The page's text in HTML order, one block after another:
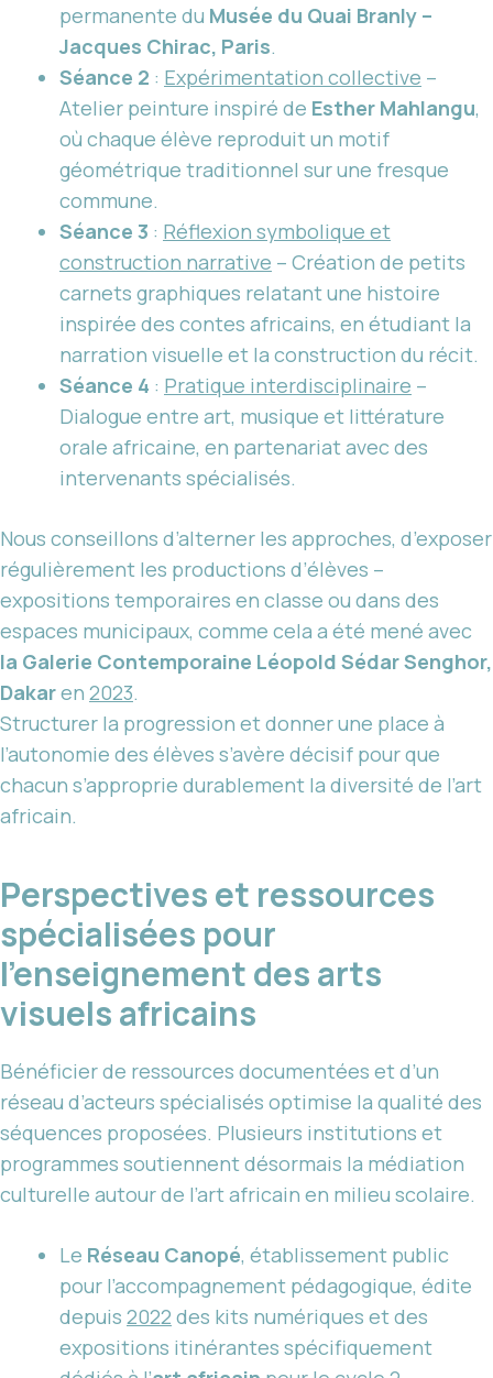
permanente du Musée du Quai Branly –
Jacques Chirac, Paris.
Séance 2 : Expérimentation collective –
Atelier peinture inspiré de Esther Mahlangu,
où chaque élève reproduit un motif
géométrique traditionnel sur une fresque
commune.
Séance 3 : Réflexion symbolique et
construction narrative – Création de petits
carnets graphiques relatant une histoire
inspirée des contes africains, en étudiant la
narration visuelle et la construction du récit.
Séance 4 : Pratique interdisciplinaire –
Dialogue entre art, musique et littérature
orale africaine, en partenariat avec des
intervenants spécialisés.
Nous conseillons d’alterner les approches, d’exposer
régulièrement les productions d’élèves –
expositions temporaires en classe ou dans des
espaces municipaux, comme cela a été mené avec
la Galerie Contemporaine Léopold Sédar Senghor,
Dakaren 2023.
Structurer la progression et donner une place à
l’autonomie des élèves s’avère décisif pour que
chacun s’approprie durablement la diversité de l’art
africain.
Perspectives et ressources
spécialisées pour
l’enseignement des arts
visuels africains
Bénéficier de ressources documentées et d’un
réseau d’acteurs spécialisés optimise la qualité des
séquences proposées. Plusieurs institutions et
programmes soutiennent désormais la médiation
culturelle autour de l’art africain en milieu scolaire.
Le Réseau Canopé, établissement public
pour l’accompagnement pédagogique, édite
depuis 2022 des kits numériques et des
expositions itinérantes spécifiquement